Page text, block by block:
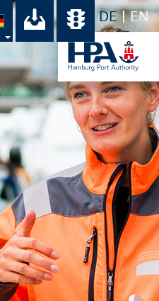
DE EN
im
Ihr Download-